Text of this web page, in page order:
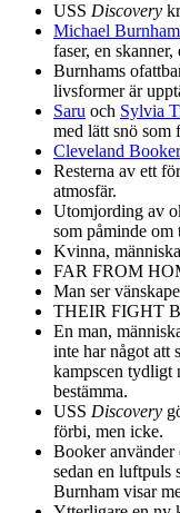
USS Discovery
Michael Burnham
faser, en
Burnhams
livsformer är
Saru och Sylvia
med lätt snö som
Cleveland Booker
Resterna av ett
atmosfär.
Utomjording av
som påminde om
Kvinna,
FAR FROM
Man ser
THEIR FIGHT
En man,
inte har något att
kampscen tydligt
bestämma.
USS Discovery
förbi, men icke.
Booker använder
sedan en luftpuls
Burnham visar